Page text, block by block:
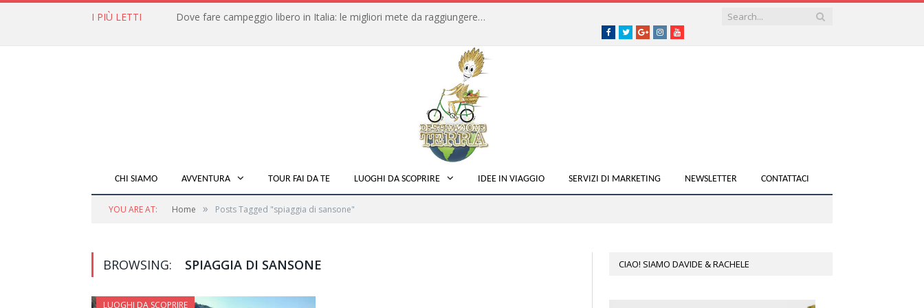
I PIÙ LETTI Dove fare campeggio libero in Italia: le migliori mete da raggiungere in traghetto
Facebook
TwitterGoogle+instagramyoutube
CHI SIAMO AVVENTURA TOUR FAI DA TE LUOGHI DA SCOPRIRE IDEE IN VIAGGIO SERVIZI DI MARKETING NEWSLETTER CONTATTACI
YOU ARE AT: Home » Posts Tagged "spiaggia di sansone"
BROWSING: SPIAGGIA DI SANSONE
LUOGHI DA SCOPRIRE
CIAO! SIAMO DAVIDE & RACHELE